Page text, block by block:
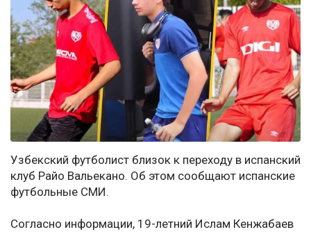
Узбекский футболист близок к переходу в испанский
клуб Райо Вальекано. Об этом сообщают испанские
футбольные СМИ.
Согласно информации, 19-летний Ислам Кенжабаев